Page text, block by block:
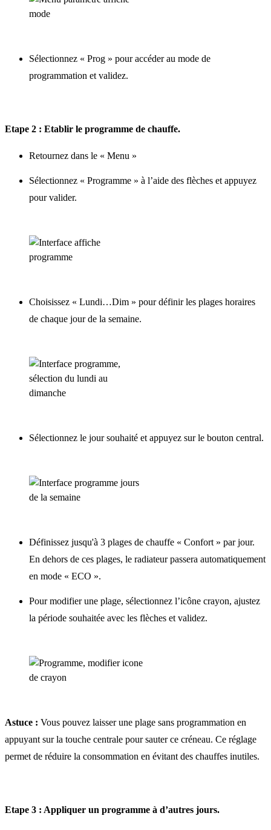
Sélectionnez « Prog » pour accéder au mode de
programmation et validez.
Etape 2 : Etablir le programme de chauffe.
Retournez dans le « Menu »
Sélectionnez « Programme » à l’aide des flèches et appuyez
pour valider.
Choisissez « Lundi…Dim » pour définir les plages horaires
de chaque jour de la semaine.
Sélectionnez le jour souhaité et appuyez sur le bouton central.
Définissez jusqu'à 3 plages de chauffe « Confort » par jour.
En dehors de ces plages, le radiateur passera automatiquement
en mode « ECO ».
Pour modifier une plage, sélectionnez l’icône crayon, ajustez
la période souhaitée avec les flèches et validez.
Astuce : Vous pouvez laisser une plage sans programmation en
appuyant sur la touche centrale pour sauter ce créneau. Ce réglage
permet de réduire la consommation en évitant des chauffes inutiles.
Etape 3 : Appliquer un programme à d’autres jours.